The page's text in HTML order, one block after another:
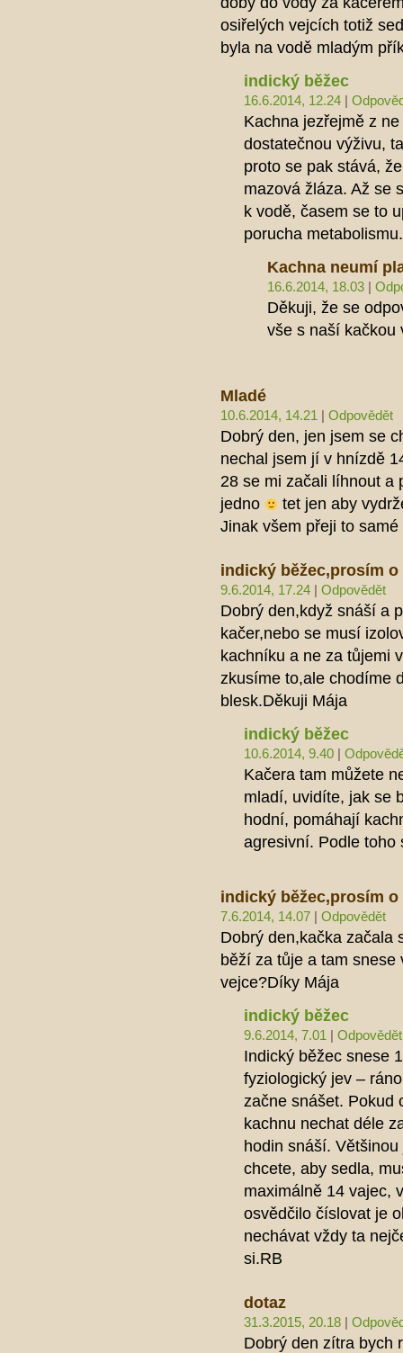
osiřelých vejcích totiž
byla na vodě mladým
indický běžec
16.6.2014, 12.24
Kachna jezřejmě z
dostatečnou výživu,
proto se pak stává,
mazová žláza. Až se
k vodě, časem se to
porucha
Kachna neumí
16.6.2014, 18.03
Děkuji, že se
vše s naší kačkou
Mladé
10.6.2014, 14.21 Odpovědět
Dobrý den, jen jsem se
nechal jsem jí v hnízdě
28 se mi začali líhnout a
jedno
tet jen aby
Jinak všem přeji to samé
indický běžec,prosím o
9.6.2014, 17.24 Odpovědět
Dobrý den,když snáší a
kačer,nebo se musí
kachníku a ne za tůjemi
zkusíme to,ale chodíme
blesk.Děkuji Mája
indický běžec
10.6.2014, 9.40
Kačera tam můžete
mladí, uvidíte, jak se
hodní, pomáhají
agresivní. Podle toho
indický běžec,prosím o
7.6.2014, 14.07 Odpovědět
Dobrý den,kačka začala
běží za tůje a tam
vejce?Díky Mája
indický běžec
9.6.2014, 7.01 Odpovědět
Indický běžec snese
fyziologický jev –
začne snášet. Pokud
kachnu nechat déle
hodin snáší.
chcete, aby sedla,
maximálně 14 vajec,
osvědčilo číslovat je
nechávat vždy ta
si.RB
dotaz
31.3.2015, 20.18
Dobrý den zítra bych